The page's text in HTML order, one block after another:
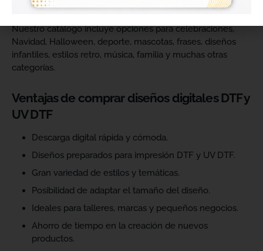
temáticas, temporadas y públicos.
Nuestro catálogo incluye opciones para celebraciones,
Navidad, Halloween, deporte, mascotas, frases, diseños
infantiles, estilos retro, música, familia y muchas otras
categorías.
Ventajas de comprar diseños digitales DTF y
UV DTF
Descarga digital rápida y cómoda.
Diseños preparados para impresión DTF y UV DTF.
Gran variedad de estilos y temáticas.
Posibilidad de adaptar el tamaño del diseño.
Ideales para talleres, marcas y pequeños negocios.
Ahorro de tiempo en la creación de nuevos
productos.